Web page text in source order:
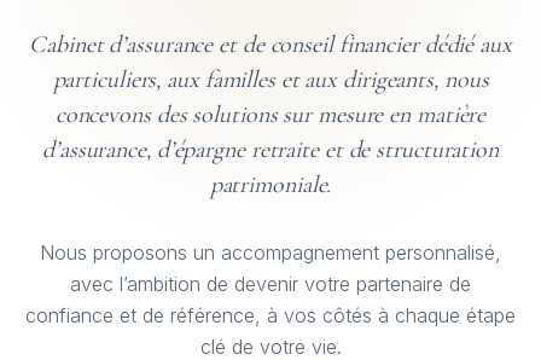
Cabinet d’assurance et de conseil financier dédié aux
particuliers, aux familles et aux dirigeants, nous
concevons des solutions sur mesure en matière
d’assurance, d’épargne retraite et de structuration
patrimoniale.
Nous proposons un accompagnement personnalisé,
avec l’ambition de devenir votre partenaire de
confiance et de référence, à vos côtés à chaque étape
clé de votre vie.